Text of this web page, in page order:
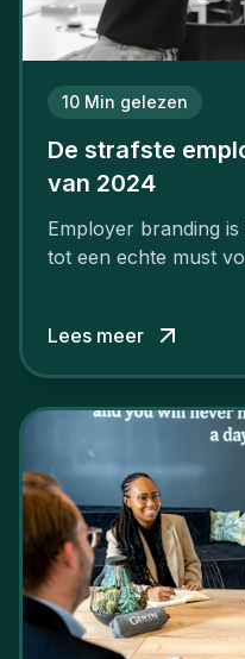
10 Min gelezen
De strafste
van 2024
Employer branding
tot een echte must
Lees meer